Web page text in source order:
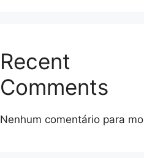
Recent
Comments
Nenhum comentário para